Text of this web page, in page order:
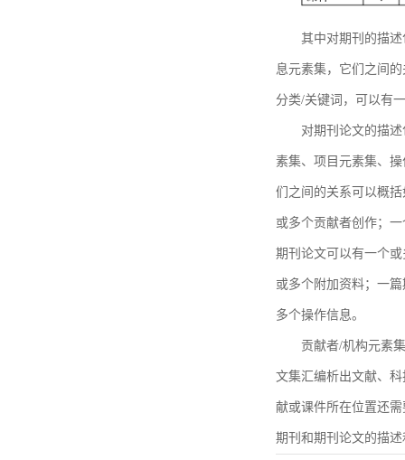
其中对期刊的描
息元素集，它们之间
分类/关键词，可以有
对期刊论文的描
素集、项目元素集、
们之间的关系可以概
或多个贡献者创作；
期刊论文可以有一个
或多个附加资料；一
多个操作信息。
贡献者/机构元素
文集汇编析出文献、
献或课件所在位置还
期刊和期刊论文的描